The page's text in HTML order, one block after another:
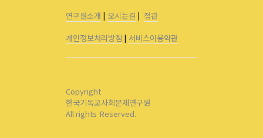
연구원소개 | 오시는길 | 정관
개인정보처리방침 | 서비스이용약관
Copyright
한국기독교사회문제연구원
All rights Reserved.